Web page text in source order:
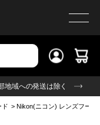
地域への発送は除く
ド >Nikon(ニコン) レンズフード